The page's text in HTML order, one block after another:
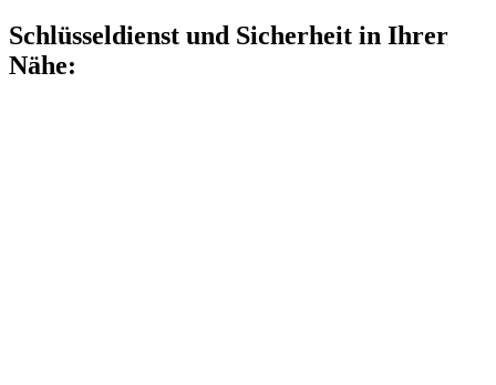
Schlüsseldienst und Sicherheit in Ihrer
Nähe: